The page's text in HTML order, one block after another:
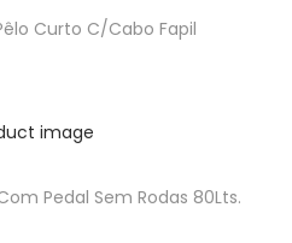
Curto C/Cabo Fapil
Pedal Sem Rodas 80Lts.